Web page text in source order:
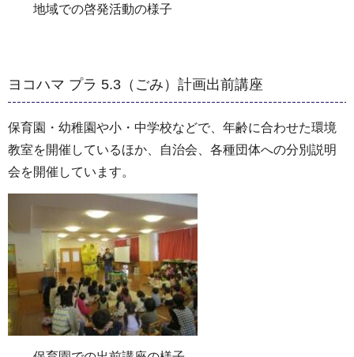
地域での啓発活動の様子
ヨコハマ プラ 5.3（ごみ）計画出前講座
保育園・幼稚園や小・中学校などで、年齢に合わせた環境
教室を開催しているほか、自治会、各種団体への分別説明
会を開催しています。